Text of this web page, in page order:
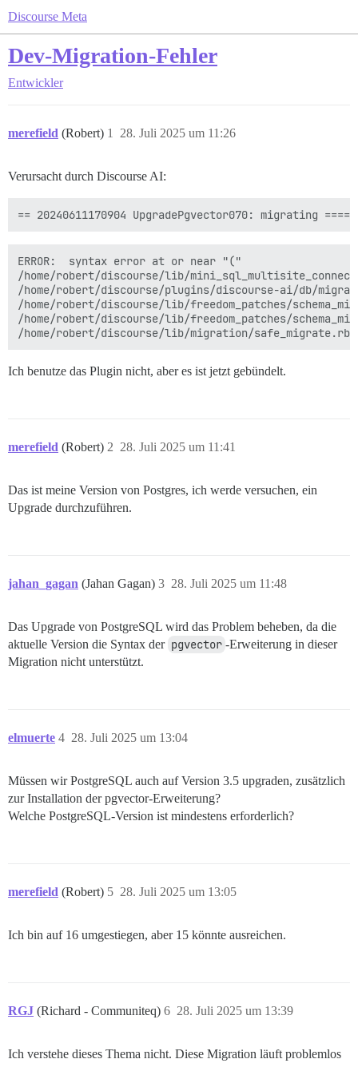
Discourse Meta
Dev-Migration-Fehler
Entwickler
merefield (Robert) 28. Juli 2025 um 11:26
1
Verursacht durch Discourse AI:
ERROR:  syntax error at or near "("
/home/robert/discourse/lib/
/home/robert/discourse/plugins/discourse-ai/db/
/home/robert/discourse/lib/freedom_patches/
/home/robert/discourse/lib/freedom_patches/
Ich benutze das Plugin nicht, aber es ist jetzt gebündelt.
merefield (Robert) 28. Juli 2025 um 11:41
2
Das ist meine Version von Postgres, ich werde versuchen, ein
Upgrade durchzuführen.
jahan_gagan (Jahan Gagan) 28. Juli 2025 um 11:48
3
Das Upgrade von PostgreSQL wird das Problem beheben, da die
aktuelle Version die Syntax der pgvector -Erweiterung in dieser
Migration nicht unterstützt.
elmuerte 28. Juli 2025 um 13:04
4
Müssen wir PostgreSQL auch auf Version 3.5 upgraden, zusätzlich
zur Installation der pgvector-Erweiterung?
Welche PostgreSQL-Version ist mindestens erforderlich?
merefield (Robert) 28. Juli 2025 um 13:05
5
Ich bin auf 16 umgestiegen, aber 15 könnte ausreichen.
RGJ (Richard - Communiteq) 28. Juli 2025 um 13:39
6
Ich verstehe dieses Thema nicht. Diese Migration läuft problemlos